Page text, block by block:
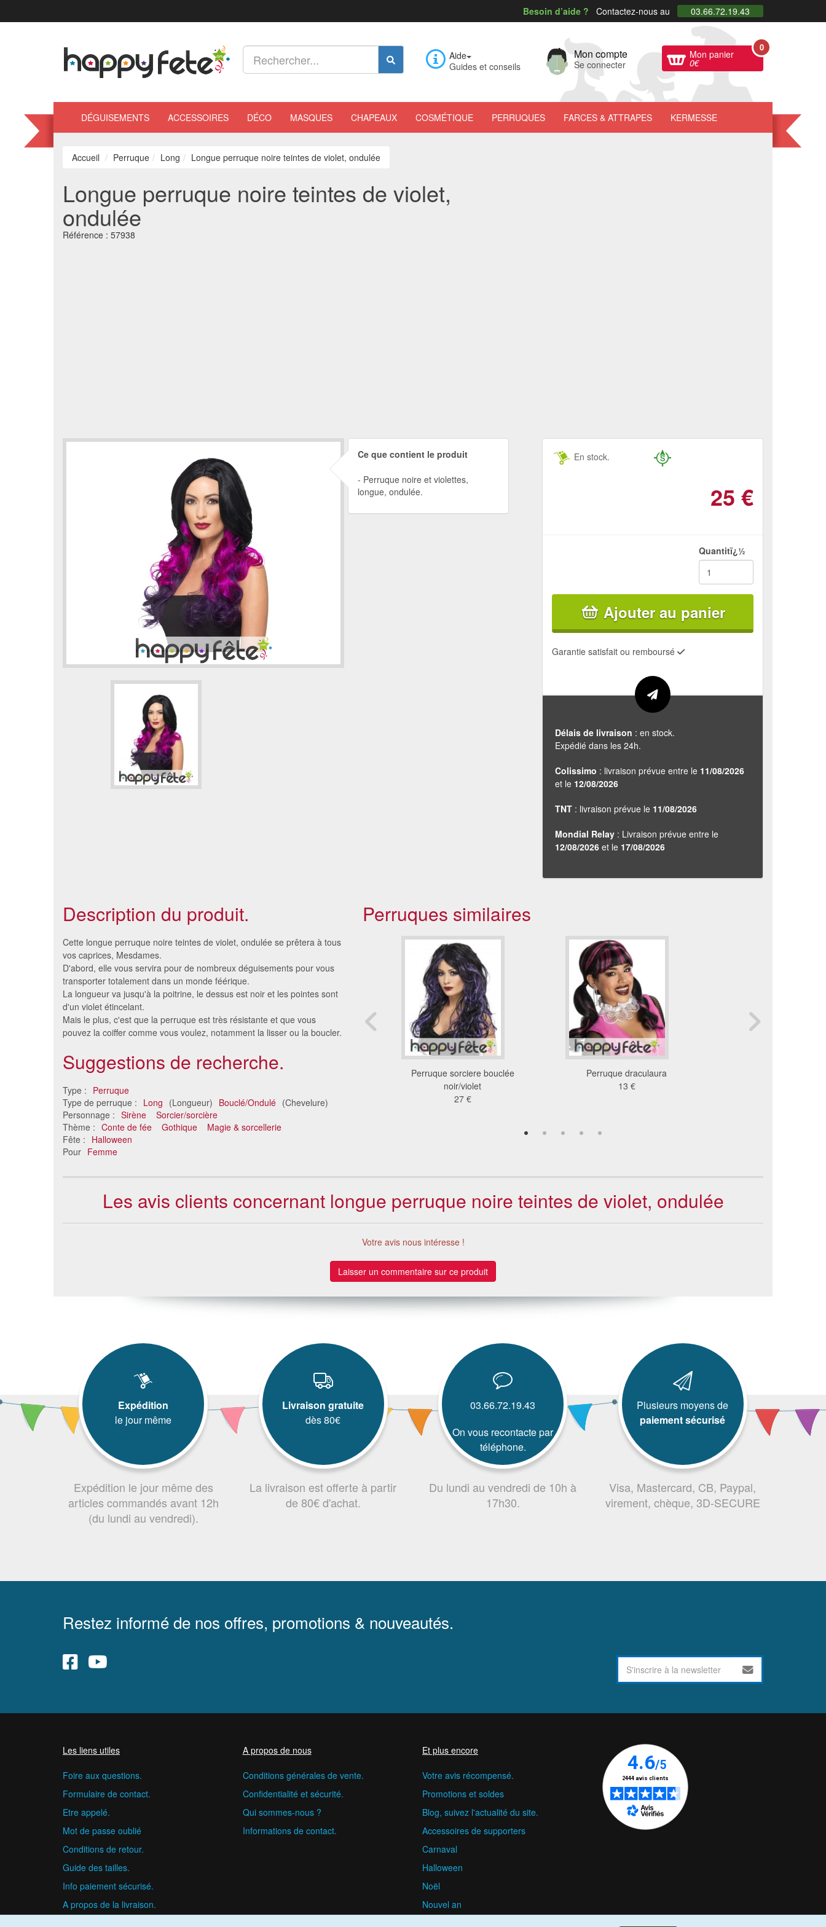
Besoin d’aide ? Contactez-nous au 03.66.72.19.43
Aide
Guides et conseils
Mon compte
Se connecter
Mon panier
0€
0
DÉGUISEMENTS ACCESSOIRES DÉCO MASQUES CHAPEAUX COSMÉTIQUE PERRUQUES FARCES & ATTRAPES KERMESSE
Accueil Perruque Long Longue perruque noire teintes de violet, ondulée
Longue perruque noire teintes de violet,
ondulée
Référence : 57938
Ce que contient le produit
Perruque noire et violettes,
longue, ondulée.
En stock.
25 €
Quantitï¿½
Ajouter au panier
Garantie satisfait ou remboursé
Délais de livraison : en stock.
Expédié dans les 24h.
Colissimo : livraison prévue entre le 11/08/2026
et le 12/08/2026
TNT : livraison prévue le 11/08/2026
Mondial Relay : Livraison prévue entre le
12/08/2026 et le 17/08/2026
Description du produit.
Cette longue perruque noire teintes de violet, ondulée se prêtera à tous
vos caprices, Mesdames.
D'abord, elle vous servira pour de nombreux déguisements pour vous
transporter totalement dans un monde féérique.
La longueur va jusqu'à la poitrine, le dessus est noir et les pointes sont
d'un violet étincelant.
Mais le plus, c'est que la perruque est très résistante et que vous
pouvez la coiffer comme vous voulez, notamment la lisser ou la boucler.
Suggestions de recherche.
Type : Perruque
Type de perruque : Long (Longueur) Bouclé/Ondulé (Chevelure)
Personnage : Sirène
Sorcier/sorcière
Thème : Conte de fée Gothique
Magie & sorcellerie
Fête : Halloween
Pour Femme
Perruques similaires
Longue perruque noire de
piratesse avec bandeau
13 €
Perruque ange noire
Perruque sorciere bouclée
noir/violet
27 €
Perruque draculaura
13 €
Les avis clients concernant longue perruque noire teintes de violet, ondulée
Votre avis nous intéresse !
Laisser un commentaire sur ce produit
Expédition
le jour même
Expédition le jour même des
articles commandés avant 12h
(du lundi au vendredi).
Livraison gratuite
dès 80€
La livraison est offerte à partir
de 80€ d'achat.
03.66.72.19.43
On vous recontacte par
téléphone.
Du lundi au vendredi de 10h à
17h30.
Plusieurs moyens de
paiement sécurisé
Visa, Mastercard, CB, Paypal,
virement, chèque, 3D-SECURE
Restez informé de nos offres, promotions & nouveautés.
Les liens utiles
Foire aux questions.
Formulaire de contact.
Etre appelé.
Mot de passe oublié
Conditions de retour.
Guide des tailles.
Info paiement sécurisé.
A propos de la livraison.
A propos de nous
Conditions générales de vente.
Confidentialité et sécurité.
Qui sommes-nous ?
Informations de contact.
Et plus encore
Votre avis récompensé.
Promotions et soldes
Blog, suivez l'actualité du site.
Accessoires de supporters
Carnaval
Halloween
Noël
Nouvel an